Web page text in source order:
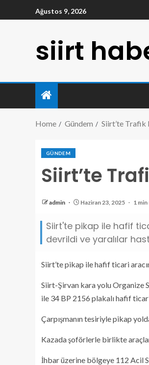
Ağustos 9, 2026
siirt
Home Gündem Siirt’te Trafik
GÜNDEM
Siirt’te
admin Haziran 23, 2025 1
Siirt'te pikap ile hafif
devrildi ve yaralılar
Siirt’te pikap ile hafif ticari
Siirt-Şirvan kara yolu Organize
ile 34 BP 2156 plakalı hafif ticari
Çarpışmanın tesiriyle pikap
Kazada şoförlerle birlikte
İhbar üzerine bölgeye 112 Acil